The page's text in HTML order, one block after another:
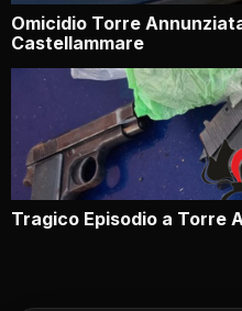
Omicidio Torre
Castellammare
Tragico Episodio a Torre